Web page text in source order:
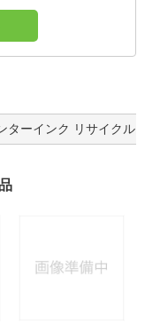
ターインク リサイクル